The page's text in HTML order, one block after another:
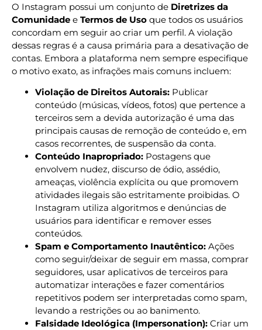
O Instagram possui um conjunto de Diretrizes da
Comunidade e Termos de Uso que todos os usuários
concordam em seguir ao criar um perfil. A violação
dessas regras é a causa primária para a desativação de
contas. Embora a plataforma nem sempre especifique
o motivo exato, as infrações mais comuns incluem:
Violação de Direitos Autorais: Publicar
conteúdo (músicas, vídeos, fotos) que pertence a
terceiros sem a devida autorização é uma das
principais causas de remoção de conteúdo e, em
casos recorrentes, de suspensão da conta.
Conteúdo Inapropriado: Postagens que
envolvem nudez, discurso de ódio, assédio,
ameaças, violência explícita ou que promovem
atividades ilegais são estritamente proibidas. O
Instagram utiliza algoritmos e denúncias de
usuários para identificar e remover esses
conteúdos.
Spam e Comportamento Inautêntico: Ações
como seguir/deixar de seguir em massa, comprar
seguidores, usar aplicativos de terceiros para
automatizar interações e fazer comentários
repetitivos podem ser interpretadas como spam,
levando a restrições ou ao banimento.
Falsidade Ideológica (Impersonation): Criar um